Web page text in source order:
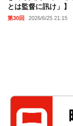
とは監督に訊け」】
第30回 2026/6/25 21:15